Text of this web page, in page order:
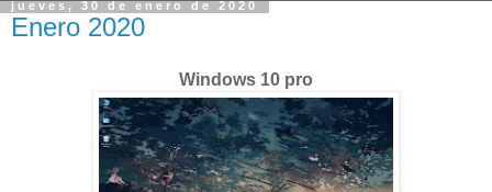
jueves, 30 de enero de 2020
Enero 2020
Windows 10 pro